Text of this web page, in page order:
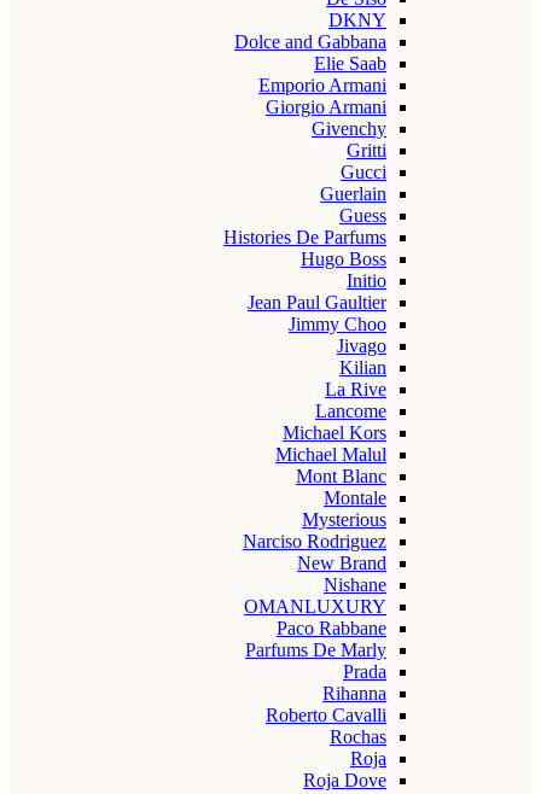
DKNY
Dolce and Gabbana
Elie Saab
Emporio Armani
Giorgio Armani
Givenchy
Gritti
Gucci
Guerlain
Guess
Histories De Parfums
Hugo Boss
Initio
Jean Paul Gaultier
Jimmy Choo
Jivago
Kilian
La Rive
Lancome
Michael Kors
Michael Malul
Mont Blanc
Montale
Mysterious
Narciso Rodriguez
New Brand
Nishane
OMANLUXURY
Paco Rabbane
Parfums De Marly
Prada
Rihanna
Roberto Cavalli
Rochas
Roja
Roja Dove